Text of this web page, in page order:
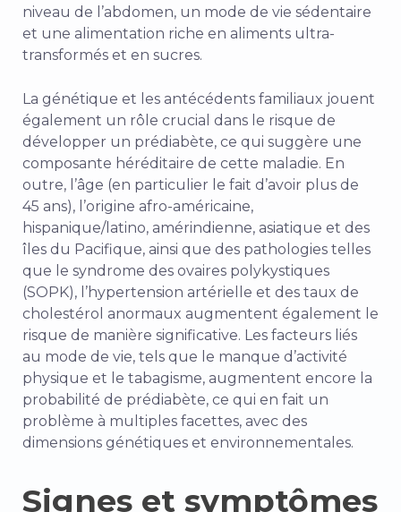
niveau de l’abdomen, un mode de vie sédentaire
et une alimentation riche en aliments ultra-
transformés et en sucres.
La génétique et les antécédents familiaux jouent
également un rôle crucial dans le risque de
développer un prédiabète, ce qui suggère une
composante héréditaire de cette maladie. En
outre, l’âge (en particulier le fait d’avoir plus de
45 ans), l’origine afro-américaine,
hispanique/latino, amérindienne, asiatique et des
îles du Pacifique, ainsi que des pathologies telles
que le syndrome des ovaires polykystiques
(SOPK), l’hypertension artérielle et des taux de
cholestérol anormaux augmentent également le
risque de manière significative. Les facteurs liés
au mode de vie, tels que le manque d’activité
physique et le tabagisme, augmentent encore la
probabilité de prédiabète, ce qui en fait un
problème à multiples facettes, avec des
dimensions génétiques et environnementales.
Signes et symptômes